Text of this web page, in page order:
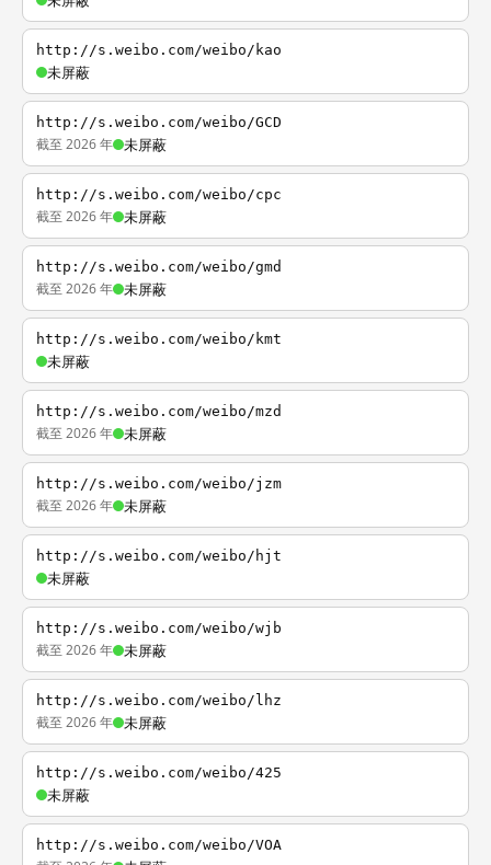
http://s.weibo.com/weibo/kao
未屏蔽
http://s.weibo.com/weibo/GCD
截至 2026 年 未屏蔽
http://s.weibo.com/weibo/cpc
截至 2026 年 未屏蔽
http://s.weibo.com/weibo/gmd
截至 2026 年 未屏蔽
http://s.weibo.com/weibo/kmt
未屏蔽
http://s.weibo.com/weibo/mzd
截至 2026 年 未屏蔽
http://s.weibo.com/weibo/jzm
截至 2026 年 未屏蔽
http://s.weibo.com/weibo/hjt
未屏蔽
http://s.weibo.com/weibo/wjb
截至 2026 年 未屏蔽
http://s.weibo.com/weibo/lhz
截至 2026 年 未屏蔽
http://s.weibo.com/weibo/425
未屏蔽
http://s.weibo.com/weibo/VOA